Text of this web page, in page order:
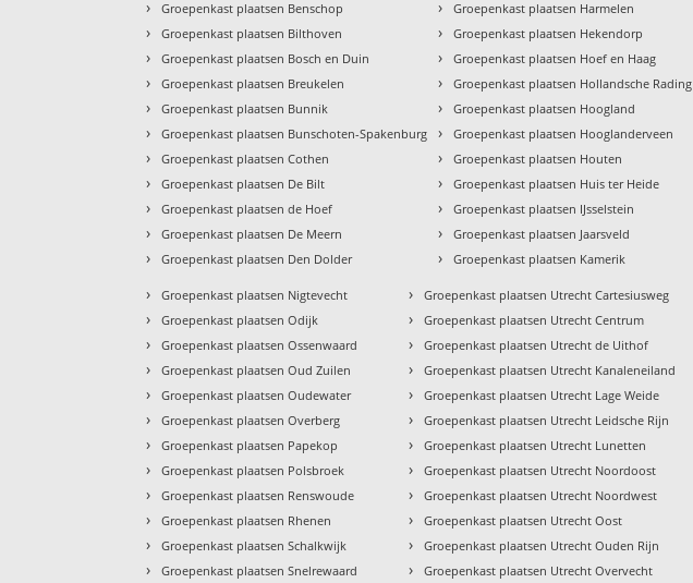
› Groepenkast plaatsen Benschop
› Groepenkast plaatsen Bilthoven
› Groepenkast plaatsen Bosch en Duin
› Groepenkast plaatsen Breukelen
› Groepenkast plaatsen Bunnik
› Groepenkast plaatsen Bunschoten-Spakenburg
› Groepenkast plaatsen Cothen
› Groepenkast plaatsen De Bilt
› Groepenkast plaatsen de Hoef
› Groepenkast plaatsen De Meern
› Groepenkast plaatsen Den Dolder
› Groepenkast plaatsen Harmelen
› Groepenkast plaatsen Hekendorp
› Groepenkast plaatsen Hoef en Haag
› Groepenkast plaatsen Hollandsche Rading
› Groepenkast plaatsen Hoogland
› Groepenkast plaatsen Hooglanderveen
› Groepenkast plaatsen Houten
› Groepenkast plaatsen Huis ter Heide
› Groepenkast plaatsen IJsselstein
› Groepenkast plaatsen Jaarsveld
› Groepenkast plaatsen Kamerik
› Groepenkast plaatsen Nigtevecht
› Groepenkast plaatsen Odijk
› Groepenkast plaatsen Ossenwaard
› Groepenkast plaatsen Oud Zuilen
› Groepenkast plaatsen Oudewater
› Groepenkast plaatsen Overberg
› Groepenkast plaatsen Papekop
› Groepenkast plaatsen Polsbroek
› Groepenkast plaatsen Renswoude
› Groepenkast plaatsen Rhenen
› Groepenkast plaatsen Schalkwijk
› Groepenkast plaatsen Snelrewaard
› Groepenkast plaatsen Utrecht Cartesiusweg
› Groepenkast plaatsen Utrecht Centrum
› Groepenkast plaatsen Utrecht de Uithof
› Groepenkast plaatsen Utrecht Kanaleneiland
› Groepenkast plaatsen Utrecht Lage Weide
› Groepenkast plaatsen Utrecht Leidsche Rijn
› Groepenkast plaatsen Utrecht Lunetten
› Groepenkast plaatsen Utrecht Noordoost
› Groepenkast plaatsen Utrecht Noordwest
› Groepenkast plaatsen Utrecht Oost
› Groepenkast plaatsen Utrecht Ouden Rijn
› Groepenkast plaatsen Utrecht Overvecht